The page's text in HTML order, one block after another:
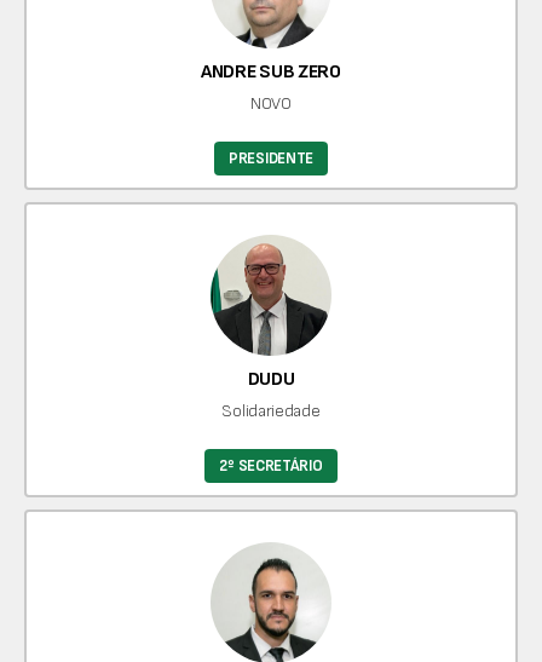
ANDRE SUB ZERO
NOVO
PRESIDENTE
DUDU
Solidariedade
2º SECRETÁRIO